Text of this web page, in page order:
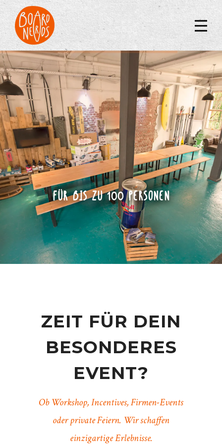
FÜR BIS ZU 100 PERSONEN
ZEIT FÜR DEIN
BESONDERES
EVENT?
Ob Workshop, Incentives, Firmen-Events
oder private Feiern. Wir schaffen
einzigartige Erlebnisse.